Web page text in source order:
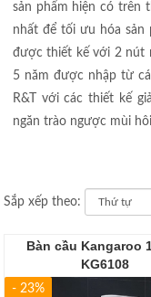
sản phẩm hiện có trên
nhất để tối ưu hóa sản
được thiết kế với 2 nút
5 năm được nhập từ
R&T với các thiết kế
ngăn trào ngược mùi
Sắp xếp theo:
Bàn cầu Kangaroo
KG6108
- 23%